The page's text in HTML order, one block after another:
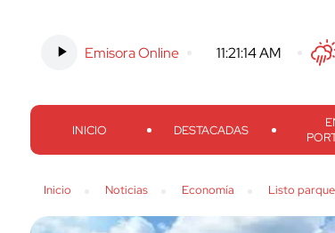
Emisora Online -11:21:15 AM Twitter
INICIO DESTACADAS
Inicio Noticias Economía Listo